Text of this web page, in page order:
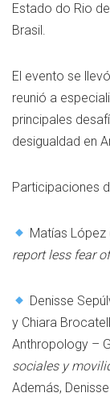
Estado do Rio
Brasil.
El evento se
reunió a
principales
desigualdad en
Participaciones
Matías López
report less fear
Denisse
y Chiara
Anthropology –
sociales y
Además,